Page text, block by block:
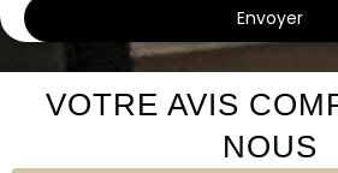
Envoyer
VOTRE AVIS
NOUS